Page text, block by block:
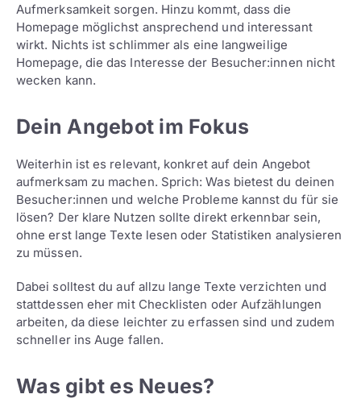
Aufmerksamkeit sorgen. Hinzu kommt, dass die
Homepage möglichst ansprechend und interessant
wirkt. Nichts ist schlimmer als eine langweilige
Homepage, die das Interesse der Besucher:innen nicht
wecken kann.
Dein Angebot im Fokus
Weiterhin ist es relevant, konkret auf dein Angebot
aufmerksam zu machen. Sprich: Was bietest du deinen
Besucher:innen und welche Probleme kannst du für sie
lösen? Der klare Nutzen sollte direkt erkennbar sein,
ohne erst lange Texte lesen oder Statistiken analysieren
zu müssen.
Dabei solltest du auf allzu lange Texte verzichten und
stattdessen eher mit Checklisten oder Aufzählungen
arbeiten, da diese leichter zu erfassen sind und zudem
schneller ins Auge fallen.
Was gibt es Neues?